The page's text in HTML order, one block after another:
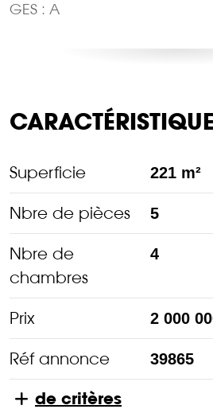
GES : A
Superficie 221 m²
Nbre de pièces 5
Nbre de
chambres
4
Prix 2 000
Réf annonce 39865
de critères